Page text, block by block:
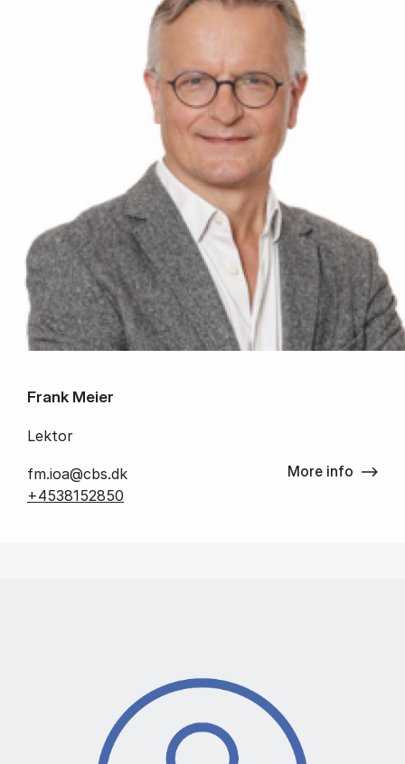
Frank Meier
Lektor
fm.ioa@cbs.dk
+4538152850
More info